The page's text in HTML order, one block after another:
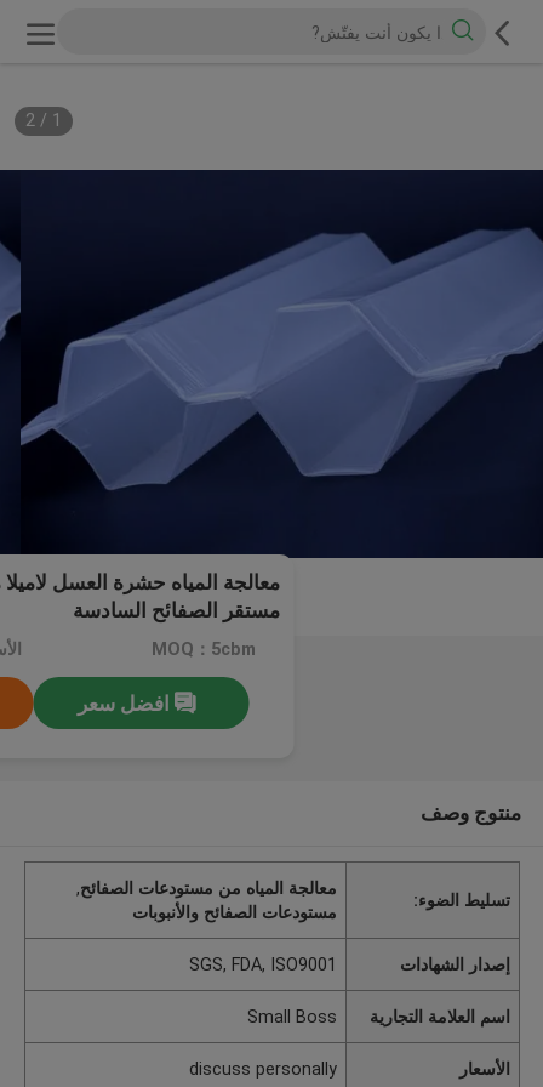
1
/
2
معالجة المياه حشرة العسل
مستقر الصفائح السادسة
MOQ：5cbm
افضل سعر
منتوج وصف
تسليط الضوء:
معالجة المياه من مستودعات الصفائح,
مستودعات الصفائح والأنبوبات
إصدار الشهادات SGS, FDA, ISO9001
اسم العلامة التجارية Small Boss
الأسعار discuss personally